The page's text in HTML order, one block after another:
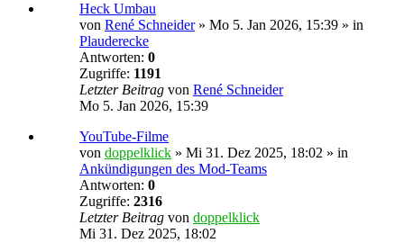
Heck Umbau
von René Schneider» Mo 5. Jan 2026, 15:39 » in
Plauderecke
Antworten: 0
Zugriffe: 1191
Letzter Beitrag von René Schneider
Mo 5. Jan 2026, 15:39
YouTube-Filme
von doppelklick » Mi 31. Dez 2025, 18:02 » in
Ankündigungen des Mod-Teams
Antworten: 0
Zugriffe: 2316
Letzter Beitrag von doppelklick
Mi 31. Dez 2025, 18:02